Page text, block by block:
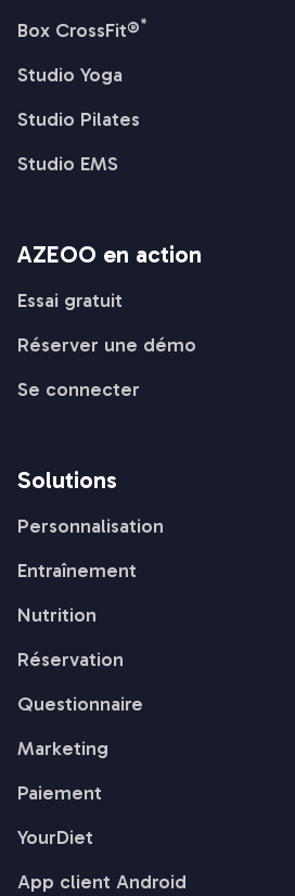
Box CrossFit®*
Studio Yoga
Studio Pilates
Studio EMS
AZEOO en action
Essai gratuit
Réserver une démo
Se connecter
Solutions
Personnalisation
Entraînement
Nutrition
Réservation
Questionnaire
Marketing
Paiement
YourDiet
App client Android